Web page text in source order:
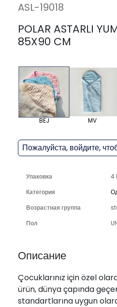
ASL-19018
POLAR ASTARLI
85X90 CM
BEJ MV
Пожалуйста, войдите,
Упаковка
4
Категория
Возрастная группа
Пол
Описание
Çocuklarınız için özel
ürün, dünya çapında
standartlarına uygun